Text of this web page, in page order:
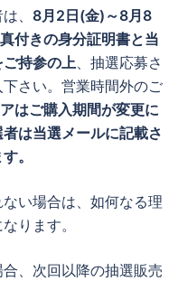
、 8月2日(金)～8月8
付きの身分証明書と当
持参の上、抽選応募さ
さい。営業時間外のご
はご購入期間が変更に
は当選メールに記載さ
。
い場合は、如何なる理
ります。
、次回以降の抽選販売